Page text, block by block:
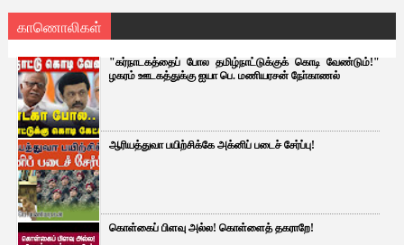
காணொலிகள்
"கர்நாடகத்தைப் போல தமிழ்நாட்டுக்குக் கொடி வேண்டும்!"
ழகரம் ஊடகத்துக்கு ஐயா பெ. மணியரசன் நோ்காணல்
ஆரியத்துவா பயிற்சிக்கே அக்னிப் படைச் சேர்ப்பு!
கொள்கைப் பிளவு அல்ல! கொள்ளைத் தகராறே!